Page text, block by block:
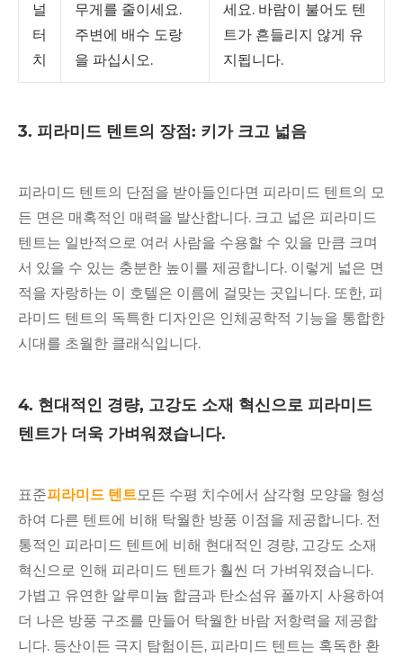
널
터
치
무게를 줄이세요.
주변에 배수 도랑
을 파십시오.
세요. 바람이 불어도 텐
트가 흔들리지 않게 유
지됩니다.
3. 피라미드 텐트의 장점: 키가 크고 넓음
피라미드 텐트의 단점을 받아들인다면 피라미드 텐트의 모
든 면은 매혹적인 매력을 발산합니다. 크고 넓은 피라미드
텐트는 일반적으로 여러 사람을 수용할 수 있을 만큼 크며
서 있을 수 있는 충분한 높이를 제공합니다. 이렇게 넓은 면
적을 자랑하는 이 호텔은 이름에 걸맞는 곳입니다. 또한, 피
라미드 텐트의 독특한 디자인은 인체공학적 기능을 통합한
시대를 초월한 클래식입니다.
4. 현대적인 경량, 고강도 소재 혁신으로 피라미드
텐트가 더욱 가벼워졌습니다.
표준피라미드 텐트모든 수평 치수에서 삼각형 모양을 형성
하여 다른 텐트에 비해 탁월한 방풍 이점을 제공합니다. 전
통적인 피라미드 텐트에 비해 현대적인 경량, 고강도 소재
혁신으로 인해 피라미드 텐트가 훨씬 더 가벼워졌습니다.
가볍고 유연한 알루미늄 합금과 탄소섬유 폴까지 사용하여
더 나은 방풍 구조를 만들어 탁월한 바람 저항력을 제공합
니다. 등산이든 극지 탐험이든, 피라미드 텐트는 혹독한 환